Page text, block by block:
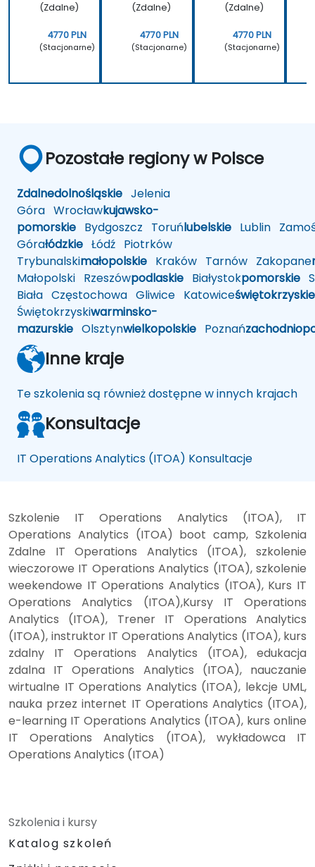
(Zdalne)
4770 PLN
(Stacjonarne)
(Zdalne)
4770 PLN
(Stacjonarne)
(Zdalne)
4770 PLN
(Stacjonarne)
Pozostałe regiony w Polsce
Zdalnedolnośląskie Jelenia
Góra Wrocławkujawsko-
pomorskie Bydgoszcz Toruńlubelskie Lublin
Górałódzkie Łódź Piotrków
Trybunalskimałopolskie Kraków Tarnów Zakopane
Małopolski Rzeszówpodlaskie Białystokpomorskie
Biała Częstochowa Gliwice Katowiceświętokrzyskie
Świętokrzyskiwarminsko-
mazurskie Olsztynwielkopolskie Poznań
Inne kraje
Te szkolenia są również dostępne w innych krajach
Konsultacje
IT Operations Analytics (ITOA) Konsultacje
Szkolenie IT Operations Analytics (ITOA), IT
Operations Analytics (ITOA) boot camp, Szkolenia
Zdalne IT Operations Analytics (ITOA), szkolenie
wieczorowe IT Operations Analytics (ITOA), szkolenie
weekendowe IT Operations Analytics (ITOA), Kurs IT
Operations Analytics (ITOA),Kursy IT Operations
Analytics (ITOA), Trener IT Operations Analytics
(ITOA), instruktor IT Operations Analytics (ITOA), kurs
zdalny IT Operations Analytics (ITOA), edukacja
zdalna IT Operations Analytics (ITOA), nauczanie
wirtualne IT Operations Analytics (ITOA), lekcje UML,
nauka przez internet IT Operations Analytics (ITOA),
e-learning IT Operations Analytics (ITOA), kurs online
IT Operations Analytics (ITOA), wykładowca IT
Operations Analytics (ITOA)
Szkolenia i kursy
Katalog szkoleń